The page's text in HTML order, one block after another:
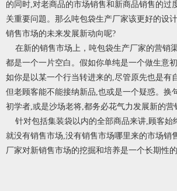
的同时,对老商品的市场销售和新商品销售的过
关重要问題。那么吨包袋生产厂家该更好的设
销售市场的未来发展新动向呢?
在新的销售市场上，吨包袋生产厂家的营销
都是一个一片空白。假如你单纯是一个做生意
如你是以某一个行当转进来的,尽管原先也是有
但老顾客能不能接纳新品,也或是一个疑惑。换
初学者,或是沙场老将,都务必花气力发展新的营
针对包括集装袋以内的全部商品来讲,顾客始
就没有销售市场,没有销售市场哪里来的市场销
厂家对新销售市场的挖掘和培养是一个长期性的